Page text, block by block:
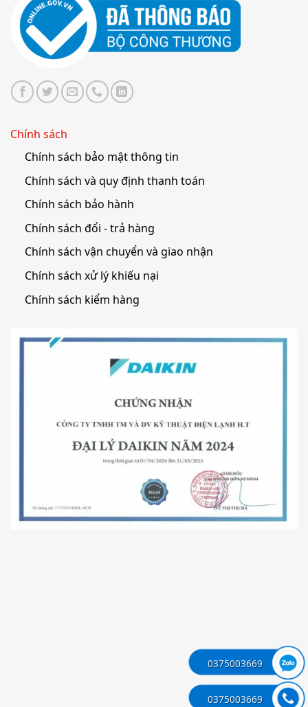
0375003669
0375003669
Chính sách
Chính sách bảo mật thông tin
Chính sách và quy định thanh toán
Chính sách bảo hành
Chính sách đổi - trả hàng
Chính sách vận chuyển và giao nhận
Chính sách xử lý khiếu nại
Chính sách kiểm hàng